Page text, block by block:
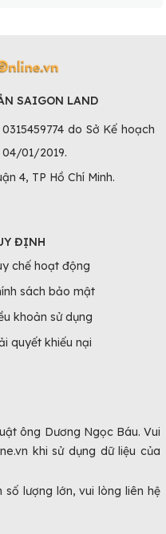
SAIGON LAND
do Sở Kế hoạch
01/2019.
4, TP Hồ Chí Minh.
ĐỊNH
chế hoạt động
sách bảo mật
khoản sử dụng
quyết khiếu nại
ông Dương Ngọc Báu. Vui
khi sử dụng dữ liệu của
lượng lớn, vui lòng liên hệ